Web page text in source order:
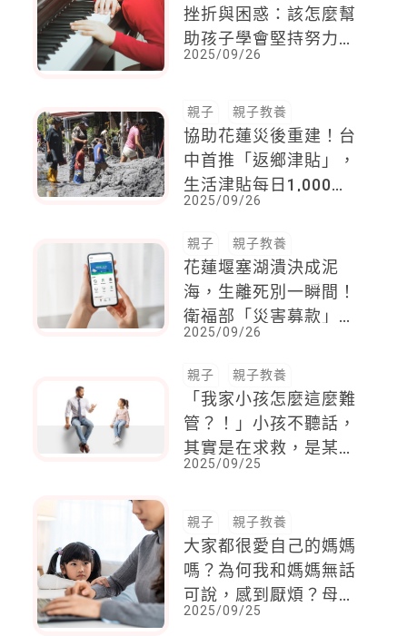
挫折與困惑：該怎麼幫
助孩子學會堅持努力，
再試看看！
2025/09/26
親子 親子教養
協助花蓮災後重建！台
中首推「返鄉津貼」，
生活津貼每日1,000
元，最高補助1萬元
2025/09/26
親子 親子教養
花蓮堰塞湖潰決成泥
海，生離死別一瞬間！
衛福部「災害募款」啟
動，4大管道一次看！
2025/09/26
親子 親子教養
「我家小孩怎麼這麼難
管？！」小孩不聽話，
其實是在求救，是某種
心理需求的表現
2025/09/25
親子 親子教養
大家都很愛自己的媽媽
嗎？為何我和媽媽無話
可說，感到厭煩？母子
疏離最常見的三大原因
2025/09/25